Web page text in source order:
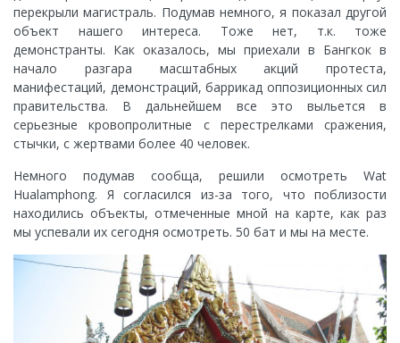
перекрыли магистраль. Подумав немного, я показал другой
объект нашего интереса. Тоже нет, т.к. тоже
демонстранты. Как оказалось, мы приехали в Бангкок в
начало разгара масштабных акций протеста,
манифестаций, демонстраций, баррикад оппозиционных сил
правительства. В дальнейшем все это выльется в
серьезные кровопролитные с перестрелками сражения,
стычки, с жертвами более 40 человек.
Немного подумав сообща, решили осмотреть Wat
Hualamphong. Я согласился из-за того, что поблизости
находились объекты, отмеченные мной на карте, как раз
мы успевали их сегодня осмотреть. 50 бат и мы на месте.